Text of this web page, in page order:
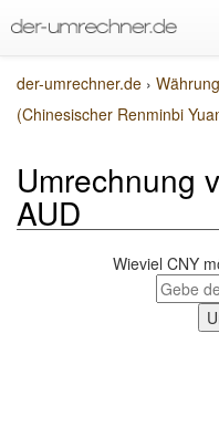
der-umrechner.de ›
(Chinesischer Renminbi
Umrechnung
AUD
Wieviel CNY